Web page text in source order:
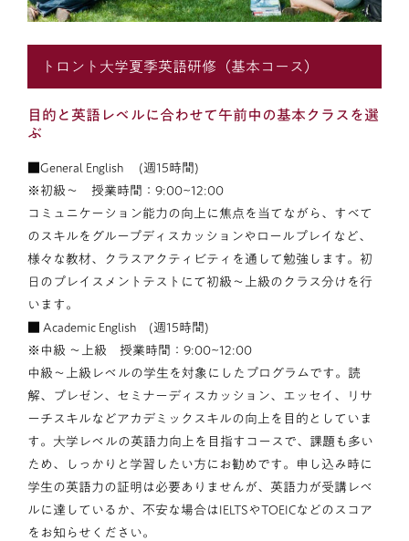
トロント大学夏季英語研修（基本コース）
目的と英語レベルに合わせて午前中の基本クラスを選
ぶ
■General English (週15時間)
※初級～ 授業時間：9:00~12:00
コミュニケーション能力の向上に焦点を当てながら、すべて
のスキルをグループディスカッションやロールプレイなど、
様々な教材、クラスアクティビティを通して勉強します。初
日のプレイスメントテストにて初級～上級のクラス分けを行
います。
■ Academic English (週15時間)
※中級 ～上級 授業時間：9:00~12:00
中級～上級レベルの学生を対象にしたプログラムです。読
解、プレゼン、セミナーディスカッション、エッセイ、リサ
ーチスキルなどアカデミックスキルの向上を目的としていま
す。大学レベルの英語力向上を目指すコースで、課題も多い
ため、しっかりと学習したい方にお勧めです。申し込み時に
学生の英語力の証明は必要ありませんが、英語力が受講レベ
ルに達しているか、不安な場合はIELTSやTOEICなどのスコア
をお知らせください。